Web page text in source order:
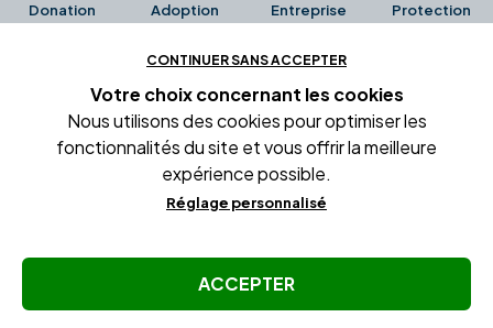
Donation Adoption Entreprise Protection
Ces avis proviennent directement de la fiche Google
Business de l'office notarial. Ils n'ont ni été collectés ni
été vérifiés par Alexia.fr.
Conditions générales d'utilisation
Gestion des cookies
CONTINUER SANS ACCEPTER
Votre choix concernant les cookies
Nous utilisons des cookies pour optimiser les
fonctionnalités du site et vous offrir la meilleure
expérience possible.
Réglage personnalisé
ACCEPTER